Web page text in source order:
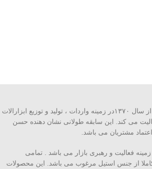
شرکت فاراطب پیشرو از سال ۱۳۷۰در زمینه واردات ، تولید و توزیع ابزارالات
می کند. این سابقه طولانی نشان دهنده حسن
مشتریان می باشد.
فعالیت و رهبری بازار می باشد . تمامی
از جنس استیل مرغوب می باشد. این محصولات